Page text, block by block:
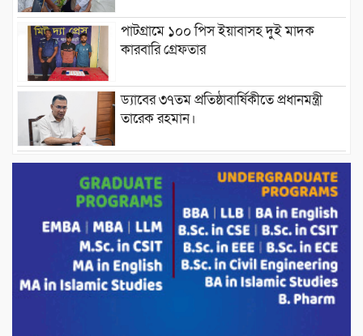
পাটগ্রামে ১০০ পিস ইয়াবাসহ দুই মাদক
কারবারি গ্রেফতার
ড্যাবের ৩৭তম প্রতিষ্ঠাবার্ষিকীতে প্রধানমন্ত্রী
তারেক রহমান।
চন্দনাইশের হাশিমপুর ৪ নং ওয়ার্ডে ৫’শতাধিক
হতদরিদ্র পরিবারের মাঝে খাদ্যসামগ্রী বিতরণ
করেন মনজুর মোরশেদ
পরিবেশ রক্ষায় পাটগ্রামে ইহসান ইয়ুথ
সার্কেলের বৃক্ষরোপণ
মিরপুর-১১ নম্বরে দুর্বৃত্তদের গুলিতে বিএনপি